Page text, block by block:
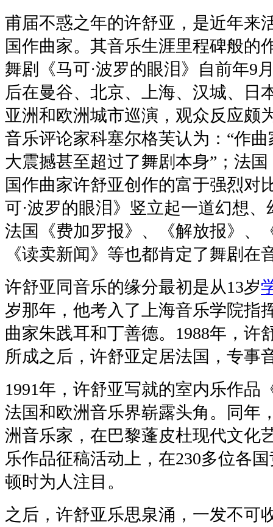
甫届不惑之年的许舒亚，是近年来
国作曲家。其音乐生涯里程碑般
舞剧《马可·波罗的眼泪》自前年9
后在曼谷、北京、上海、汉城、日
亚洲和欧洲城市巡演，观众反应颇
音乐评论家科塞尔格芙认为：“作
大震撼甚至超过了舞剧本身”；法
国作曲家许舒亚创作的富于强烈对
可·波罗的眼泪》竖立起一道幻想
法国《费加罗报》、《解放报》、
《读卖新闻》等也都肯定了舞剧在
许舒亚同音乐的缘分最初是从13岁
岁那年，他考入了上海音乐学院指
曲家朱践耳和丁善德。1988年，许
所成之后，许舒亚定居法国，专事
1991年，许舒亚写就的室内乐作品
法国和欧洲音乐界崭露头角。同年
洲音乐家，在巴黎蓬皮杜现代文化
乐作品征稿活动上，在230多位各
顿时为人注目。
之后，许舒亚乐思泉涌，一发不可